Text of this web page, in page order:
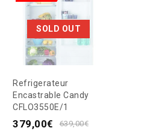
SOLD OUT
Refrigerateur
Encastrable Candy
CFLO3550E/1
639,00€
379,00€